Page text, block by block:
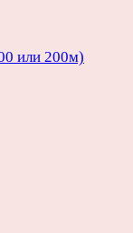
или 200м)